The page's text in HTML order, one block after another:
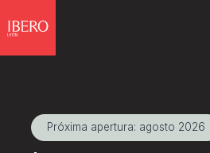
Próxima apertura: agosto 2026